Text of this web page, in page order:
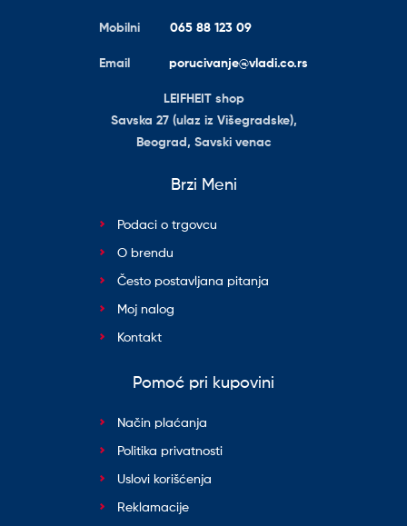
Mobilni 065 88 123 09
Email porucivanje@vladi.co.rs
LEIFHEIT shop
Savska 27 (ulaz iz Višegradske),
Beograd, Savski venac
Brzi Meni
Podaci o trgovcu
O brendu
Često postavljana pitanja
Moj nalog
Kontakt
Pomoć pri kupovini
Način plaćanja
Politika privatnosti
Uslovi korišćenja
Reklamacije